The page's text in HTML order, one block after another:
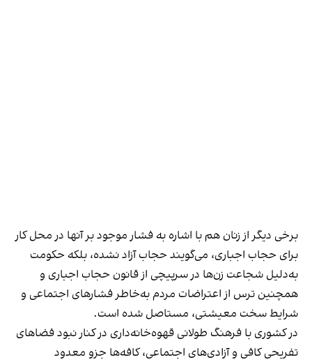
برخی دیگر از زنان هم با اشاره به فشار موجود بر آنها در محل کار
برای حجاب اجباری، می‌گویند حجاب آزاد نشده، بلکه حکومت
به‌دلیل شجاعت زن‌ها در سرپیچی از قانون حجاب اجباری و
همچنین ترس از اعتراضات مردم به‌خاطر فشارهای اجتماعی و
شرایط سخت معیشتی، مستاصل شده است.
در کشوری با فرهنگ طولانی قهوه‌‌خانه‌داری در کنار نبود فضاهای
تفریحی کافی و آزادی‌های اجتماعی، کافه‌ها جزو معدود